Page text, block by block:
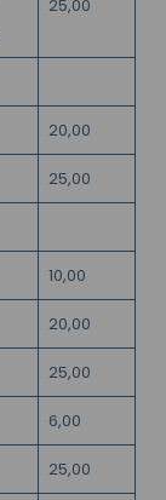
25,00
20,00
25,00
10,00
20,00
25,00
6,00
25,00